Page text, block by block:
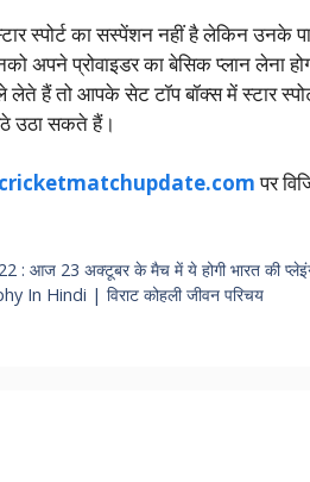
स्पोर्ट का सस्पेंशन नहीं है लेकिन उनके
अपने प्रोवाइडर का बेसिक प्लान
लेते हैं तो आपके सेट टॉप बॉक्स में स्टार
उठा सकते हैं।
cricketmatchupdate.com पर
: आज 23 अक्टूबर के मैच में ये होगी भारत की
In Hindi | विराट कोहली जीवन परिचय